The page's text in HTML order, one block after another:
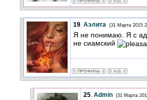
19. Аэлита (31 Марта 2015
Я не понимаю. Я с
не сиамский
25. Admin (31 Марта